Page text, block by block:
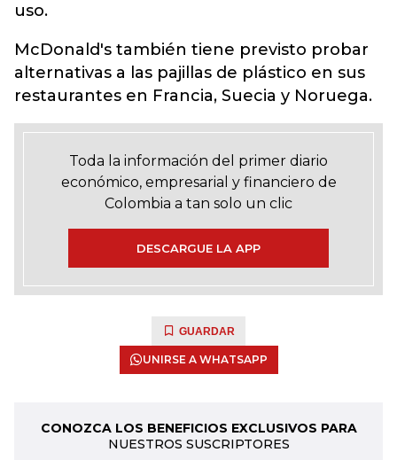
uso.
McDonald's también tiene previsto probar
alternativas a las pajillas de plástico en sus
restaurantes en Francia, Suecia y Noruega.
Toda la información del primer diario
económico, empresarial y financiero de
Colombia a tan solo un clic
DESCARGUE LA APP
GUARDAR
UNIRSE A WHATSAPP
CONOZCA LOS BENEFICIOS EXCLUSIVOS PARA
NUESTROS SUSCRIPTORES